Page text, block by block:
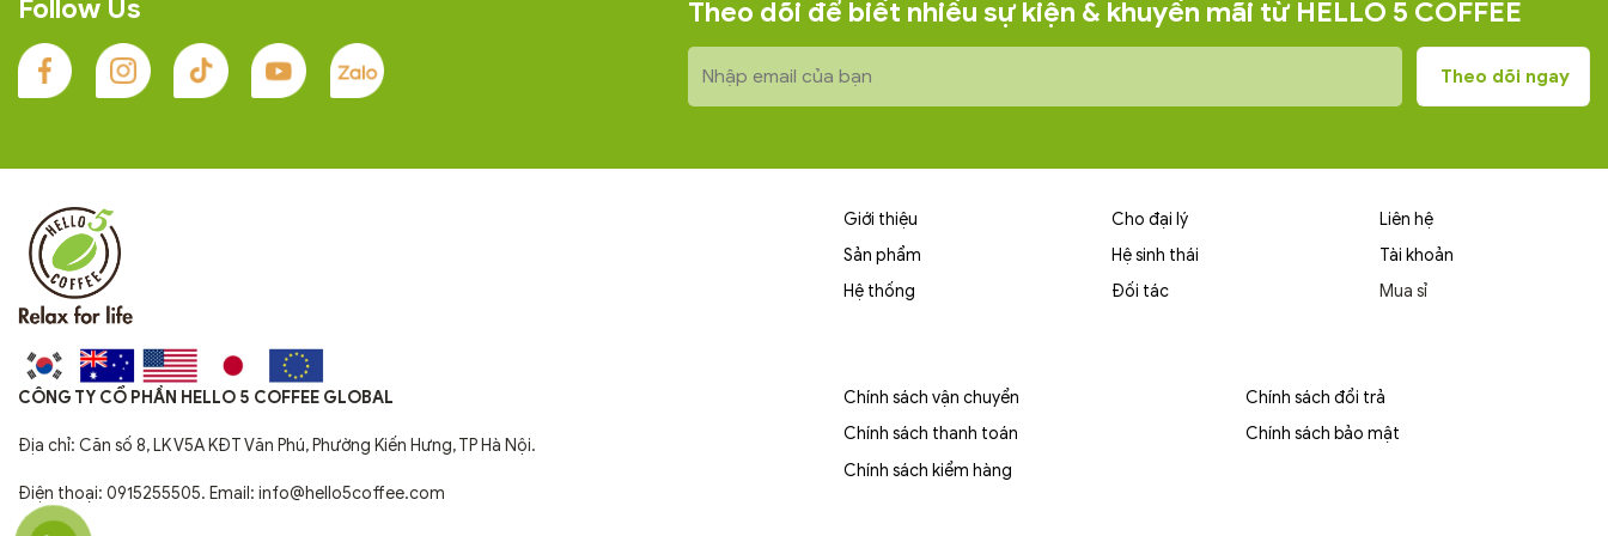
chua thanh như rượu vang đỏ –
một cảm giác trưởng thành và đầy
cá tính.
lê chín và mật ong non. Hậu vị
mượt, sạch, đọng lại như hơi sương
Follow Us Theo dõi để biết nhiều sự kiện & khuyến mãi từ HELLO 5 COFFEE
Giới thiệu
Sản phẩm
Hệ thống
Cho đại lý
Hệ sinh thái
Đối tác
Liên hệ
Tài khoản
Mua sỉ
CÔNG TY CỔ PHẦN HELLO 5 COFFEE GLOBAL
Địa chỉ: Căn số 8, LK V5A KĐT Văn Phú, Phường Kiến Hưng, TP Hà Nội.
Điện thoại: 0915255505. Email: info@hello5coffee.com
Chính sách vận chuyển
Chính sách thanh toán
Chính sách kiểm hàng
Chính sách đổi trả
Chính sách bảo mật